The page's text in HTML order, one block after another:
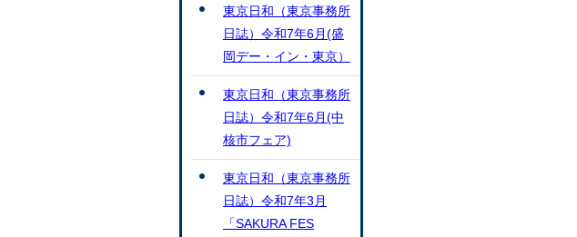
東京日和（東京事務所
日誌）令和7年6月(盛
岡デー・イン・東京）
東京日和（東京事務所
日誌）令和7年6月(中
核市フェア)
東京日和（東京事務所
日誌）令和7年3月
「SAKURA FES